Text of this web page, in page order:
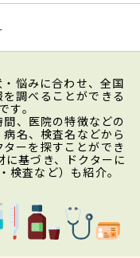
悩みに合わせ、全国
調べることができる
す。
、医院の特徴などの
名、検査名などから
ーを探すことができ
基づき、ドクターに
検査など）も紹介。